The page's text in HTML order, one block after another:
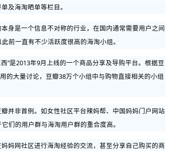
及海淘晒单等栏目。
身是一个信息不对称的行业，在国内通常需要用户之间
前一直有不少活跃度很高的海淘小组。
”是2013年9月上线的一个商品分享及导购平台。根据豆
的大量讨论，豆瓣38万个小组中与购物直接相关的小组
并非首例。如女性社区平台辣妈帮、中国妈妈门户网站
们的用户群与海淘用户群的重合度高。
妈网社区进行海淘经验的交流，甚至分享自己购买的商